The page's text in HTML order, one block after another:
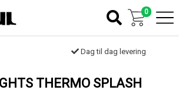
THERMO SPLASH
0
Dag til dag levering